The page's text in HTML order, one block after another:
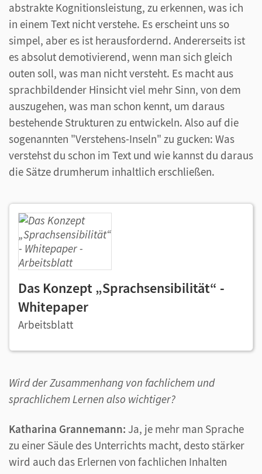
abstrakte Kognitionsleistung, zu erkennen, was ich
in einem Text nicht verstehe. Es erscheint uns so
simpel, aber es ist herausfordernd. Andererseits ist
es absolut demotivierend, wenn man sich gleich
outen soll, was man nicht versteht. Es macht aus
sprachbildender Hinsicht viel mehr Sinn, von dem
auszugehen, was man schon kennt, um daraus
bestehende Strukturen zu entwickeln. Also auf die
sogenannten "Verstehens-Inseln" zu gucken: Was
verstehst du schon im Text und wie kannst du daraus
die Sätze drumherum inhaltlich erschließen.
Das Konzept „Sprachsensibilität“ -
Whitepaper
Arbeitsblatt
Wird der Zusammenhang von fachlichem und
sprachlichem Lernen also wichtiger?
Katharina Grannemann: Ja, je mehr man Sprache
zu einer Säule des Unterrichts macht, desto stärker
wird auch das Erlernen von fachlichen Inhalten